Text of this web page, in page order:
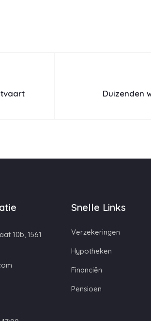
Duizenden
10b, 1561
Snelle Links
Verzekeringen
Hypotheken
Financiën
Pensioen